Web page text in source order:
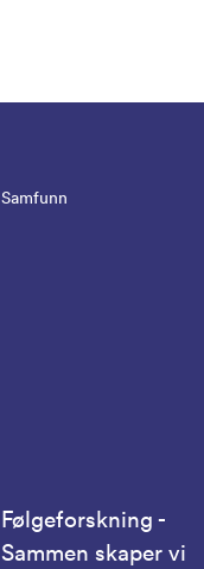
Samfunn
Følgeforskning -
Sammen skaper vi